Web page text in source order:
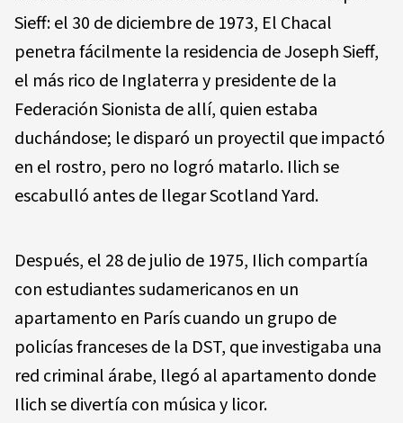
Sieff: el 30 de diciembre de 1973, El Chacal
penetra fácilmente la residencia de Joseph Sieff,
el más rico de Inglaterra y presidente de la
Federación Sionista de allí, quien estaba
duchándose; le disparó un proyectil que impactó
en el rostro, pero no logró matarlo. Ilich se
escabulló antes de llegar Scotland Yard.
Después, el 28 de julio de 1975, Ilich compartía
con estudiantes sudamericanos en un
apartamento en París cuando un grupo de
policías franceses de la DST, que investigaba una
red criminal árabe, llegó al apartamento donde
Ilich se divertía con música y licor.